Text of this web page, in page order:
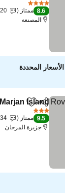
8.6 ممتاز
المصنعة
المحددة
مشاركةfavorites
Marjan Island
9.5 ممتاز
جزيرة المرجان